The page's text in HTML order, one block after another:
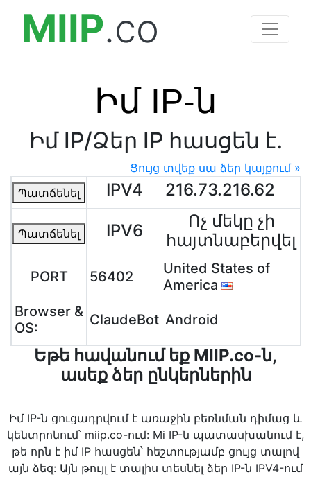
MIIP.co
Իմ IP-ն
Իմ IP/Ձեր IP հասցեն է.
Ցույց տվեք սա ձեր կայքում »
Պատճենել
IPV4 216.73.216.62
Պատճենել IPV6
Ոչ մեկը չի
հայտնաբերվել
PORT 56402
United States of
America
Browser &
OS:
ClaudeBot Android
Եթե հավանում եք MIIP.co-ն,
ասեք ձեր ընկերներին
Իմ IP-ն ցուցադրվում է առաջին բեռնման դիմաց և
կենտրոնում՝ miip.co-ում: Mi IP-ն պատասխանում է,
թե որն է իմ IP հասցեն՝ հեշտությամբ ցույց տալով
այն ձեզ: Այն թույլ է տալիս տեսնել ձեր IP-ն IPV4-ում